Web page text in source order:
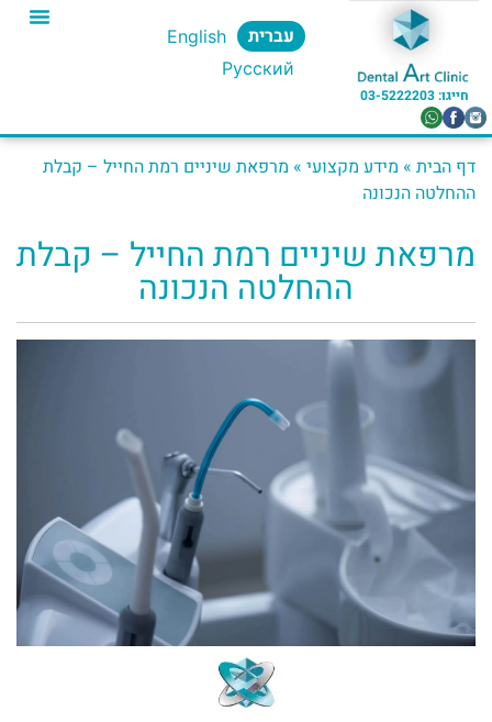
חייגו: 03-5222203​
עברית
English
Русский
דף הבית » מידע מקצועי » מרפאת שיניים רמת החייל – קבלת
ההחלטה הנכונה
מרפאת שיניים רמת החייל – קבלת
ההחלטה הנכונה